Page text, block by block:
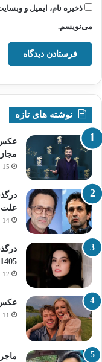
ذخیره نام، ایمیل و
می‌نویسم.
نوشته های تازه
عکس
15 مرداد 1405
14 مرداد 1405
1405 + علت فوت
12 مرداد 1405
عکس
11 مرداد 1405